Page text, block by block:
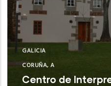
GALICIA
CORUÑA, A
Centro de